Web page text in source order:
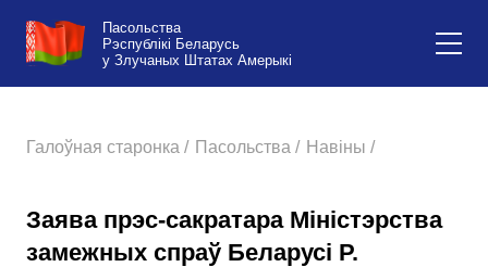
Пасольства
Рэспублікі Беларусь
у Злучаных Штатах Амерыкі
Галоўная старонка / Пасольства / Навіны /
Заява прэс-сакратара Міністэрства
замежных спраў Беларусі Р.